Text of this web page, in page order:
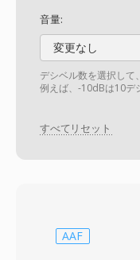
音量:
変更なし
デシベル数を選択して
例えば、-10dBは10デ
すべてリセット
AAF